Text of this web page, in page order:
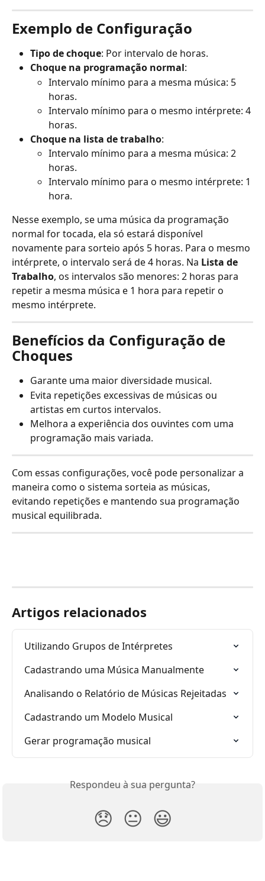
Exemplo de Configuração
Tipo de choque: Por intervalo de horas.
Choque na programação normal:
Intervalo mínimo para a mesma música: 5
horas.
Intervalo mínimo para o mesmo intérprete: 4
horas.
Choque na lista de trabalho:
Intervalo mínimo para a mesma música: 2
horas.
Intervalo mínimo para o mesmo intérprete: 1
hora.
Nesse exemplo, se uma música da programação
normal for tocada, ela só estará disponível
novamente para sorteio após 5 horas. Para o mesmo
intérprete, o intervalo será de 4 horas. Na Lista de
Trabalho, os intervalos são menores: 2 horas para
repetir a mesma música e 1 hora para repetir o
mesmo intérprete.
Benefícios da Configuração de
Choques
Garante uma maior diversidade musical.
Evita repetições excessivas de músicas ou
artistas em curtos intervalos.
Melhora a experiência dos ouvintes com uma
programação mais variada.
Com essas configurações, você pode personalizar a
maneira como o sistema sorteia as músicas,
evitando repetições e mantendo sua programação
musical equilibrada.
Artigos relacionados
Utilizando Grupos de Intérpretes
Cadastrando uma Música Manualmente
Analisando o Relatório de Músicas Rejeitadas
Cadastrando um Modelo Musical
Gerar programação musical
Respondeu à sua pergunta?
😞 😐 😃